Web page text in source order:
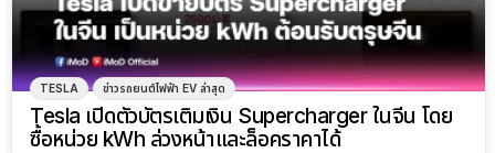
TESLA ข่าวรถยนต์ไฟฟ้า EV ล่าสุด
Tesla เปิดตัวบัตรเติมเงิน Supercharger ในจีน โดย
ซื้อหน่วย kWh ล่วงหน้าและล็อคราคาได้